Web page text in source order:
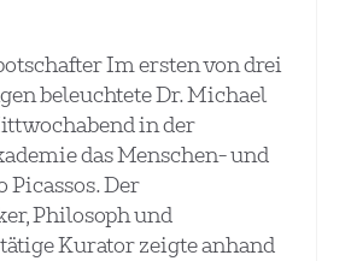
Im ersten von drei
beleuchtete Dr. Michael
in der
das Menschen- und
Picassos. Der
Philosoph und
Kurator zeigte anhand